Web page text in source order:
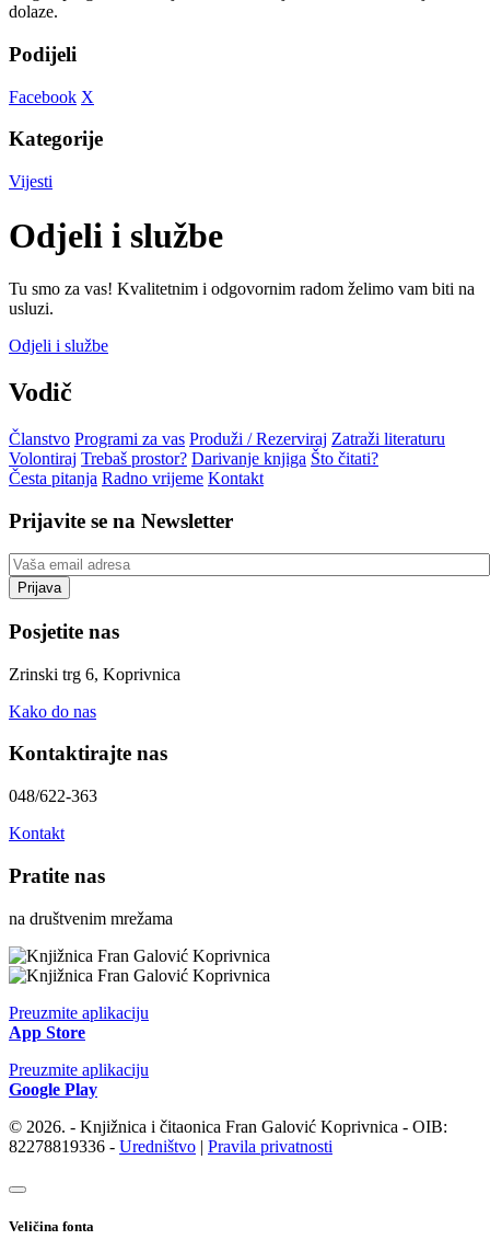
dolaze.
Podijeli
Facebook X
Kategorije
Vijesti
Odjeli i službe
Tu smo za vas! Kvalitetnim i odgovornim radom želimo vam biti na
usluzi.
Odjeli i službe
Vodič
Članstvo Programi za vas Produži / Rezerviraj Zatraži literaturu
Volontiraj Trebaš prostor? Darivanje knjiga Što čitati?
Česta pitanja Radno vrijeme Kontakt
Prijavite se na Newsletter
Posjetite nas
Zrinski trg 6, Koprivnica
Kako do nas
Kontaktirajte nas
048/622-363
Kontakt
Pratite nas
na društvenim mrežama
Preuzmite aplikaciju
App Store
Preuzmite aplikaciju
Google Play
© 2026. - Knjižnica i čitaonica Fran Galović Koprivnica - OIB:
82278819336 - Uredništvo | Pravila privatnosti
Veličina fonta